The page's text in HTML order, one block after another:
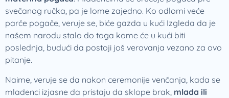
svečanog ručka, pa je lome zajedno. Ko odlomi veće
parče pogače, veruje se, biće gazda u kući Izgleda da je
našem narodu stalo do toga kome će u kući biti
poslednja, budući da postoji još verovanja vezano za ovo
pitanje.
Naime, veruje se da nakon ceremonije venčanja, kada se
mladenci izjasne da pristaju da sklope brak, mlada ili